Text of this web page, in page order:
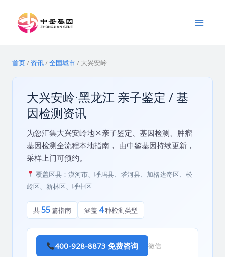
Menu
首页/ 资讯/全国城市/ 大兴安岭
大兴安岭·黑龙江 亲子鉴定 / 基
因检测资讯
为您汇集大兴安岭地区亲子鉴定、基因检测、肿瘤
基因检测全流程本地指南， 由中鉴基因持续更新，
采样上门可预约。
覆盖区县：漠河市、呼玛县、塔河县、加格达奇区、松
岭区、新林区、呼中区
共55篇指南 涵盖 4种检测类型
400-928-8873 免费咨询 微信